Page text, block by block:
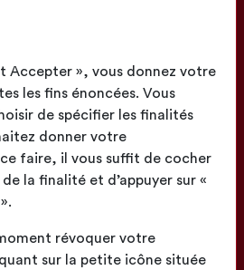
Accepter », vous donnez votre
les fins énoncées. Vous
de spécifier les finalités
donner votre
faire, il vous suffit de cocher
la finalité et d’appuyer sur «
révoquer votre
sur la petite icône située
Fabrication
Française
de chez vous